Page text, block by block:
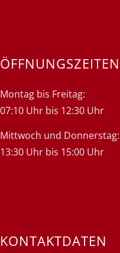
Montag bis Freitag:
07:10 Uhr bis 12:30 Uhr
Mittwoch und Donnerstag:
13:30 Uhr bis 15:00 Uhr
KONTAKTDATEN